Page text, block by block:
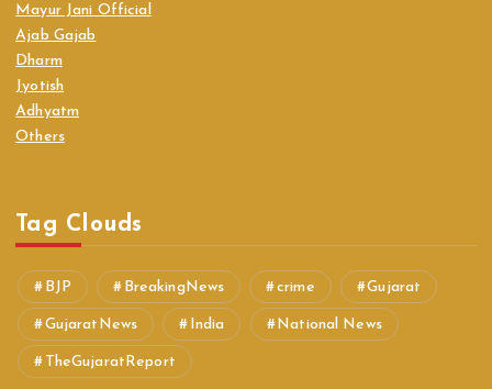
Mayur Jani Official
Ajab Gajab
Dharm
Jyotish
Adhyatm
Others
Tag Clouds
BJP BreakingNews crime Gujarat
GujaratNews India National News
TheGujaratReport